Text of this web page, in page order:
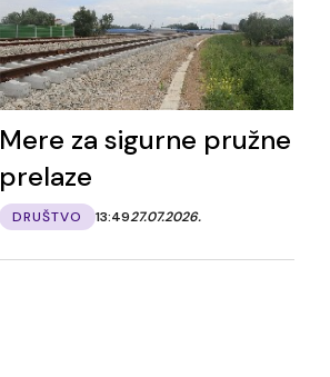
Mere za sigurne pružne
prelaze
DRUŠTVO 13:4927.07.2026.